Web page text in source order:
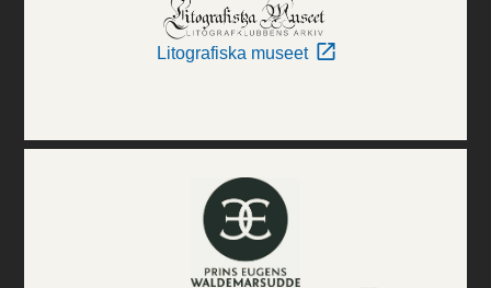
Litografiska museet